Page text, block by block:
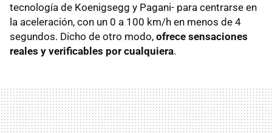
tecnología de Koenigsegg y Pagani- para centrarse en
la aceleración, con un 0 a 100 km/h en menos de 4
segundos. Dicho de otro modo, ofrece sensaciones
reales y verificables por cualquiera.